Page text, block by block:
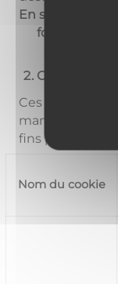
En savoir plus
Cookies
Ces cookies
manière
fins publicitaires.
Nom du cookie